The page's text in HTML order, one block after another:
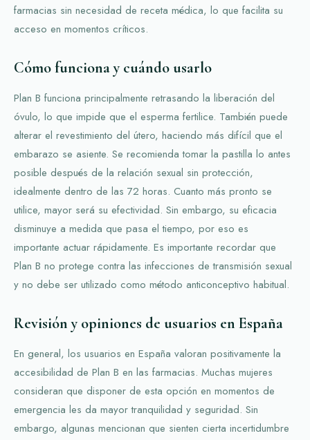
farmacias sin necesidad de receta médica, lo que facilita su
acceso en momentos críticos.
Cómo funciona y cuándo usarlo
Plan B funciona principalmente retrasando la liberación del
óvulo, lo que impide que el esperma fertilice. También puede
alterar el revestimiento del útero, haciendo más difícil que el
embarazo se asiente. Se recomienda tomar la pastilla lo antes
posible después de la relación sexual sin protección,
idealmente dentro de las 72 horas. Cuanto más pronto se
utilice, mayor será su efectividad. Sin embargo, su eficacia
disminuye a medida que pasa el tiempo, por eso es
importante actuar rápidamente. Es importante recordar que
Plan B no protege contra las infecciones de transmisión sexual
y no debe ser utilizado como método anticonceptivo habitual.
Revisión y opiniones de usuarios en España
En general, los usuarios en España valoran positivamente la
accesibilidad de Plan B en las farmacias. Muchas mujeres
consideran que disponer de esta opción en momentos de
emergencia les da mayor tranquilidad y seguridad. Sin
embargo, algunas mencionan que sienten cierta incertidumbre